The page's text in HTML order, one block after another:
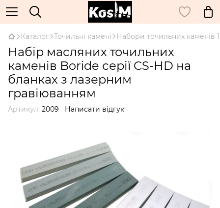
Каталог Точильні камені Набори точильних каменів
Набір масляних точильних
каменів Boride серії CS-HD на
бланках з лазерним
гравіюванням
Артикул: 2009 Написати відгук